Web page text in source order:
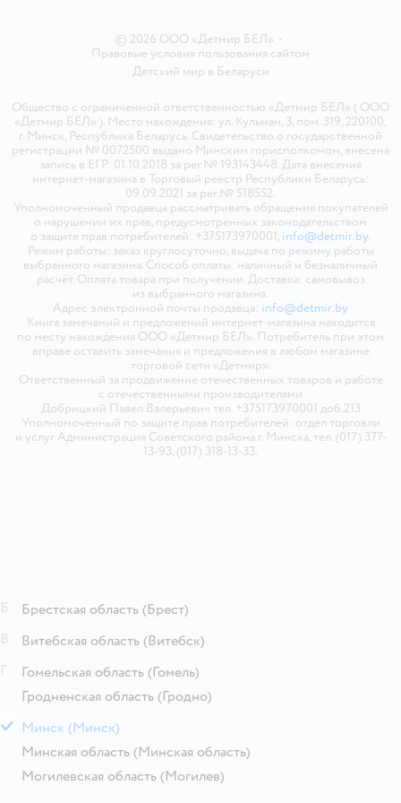
© 2026 ООО «Детмир БЕЛ» •
Правовые условия пользования сайтом
Детский мир в Беларуси
Общество с ограниченной ответственностью «Детмир БЕЛ» ( ООО
«Детмир БЕЛ» ). Место нахождения: ул. Кульман, 3, пом. 319, 220100,
г. Минск, Республика Беларусь. Свидетельство о государственной
регистрации № 0072500 выдано Минским горисполкомом, внесена
запись в ЕГР 01.10.2018 за рег.№ 193143448. Дата внесения
интернет-магазина в Торговый реестр Республики Беларусь:
09.09.2021 за рег.№ 518552.
Уполномоченный продавца рассматривать обращения покупателей
о нарушении их прав, предусмотренных законодательством
о защите прав потребителей: +375173970001, info@detmir.by.
Режим работы: заказ круглосуточно, выдача по режиму работы
выбранного магазина. Способ оплаты: наличный и безналичный
расчёт. Оплата товара при получении. Доставка: самовывоз
из выбранного магазина.
Адрес электронной почты продавца: info@detmir.by
Книга замечаний и предложений интернет-магазина находится
по месту нахождения ООО «Детмир БЕЛ». Потребитель при этом
вправе оставить замечания и предложения в любом магазине
торговой сети «Детмир».
Ответственный за продвижение отечественных товаров и работе
с отечественными производителями
Добрицкий Павел Валерьевич тел. +375173970001 доб.213
Уполномоченный по защите прав потребителей: отдел торговли
и услуг Администрация Советского района г. Минска, тел. (017) 377-
13-93, (017) 318-13-33.
Брестская область (Брест)
Витебская область (Витебск)
Гомельская область (Гомель)
Гродненская область (Гродно)
М Минск (Минск)
Минская область (Минская область)
Могилевская область (Могилев)